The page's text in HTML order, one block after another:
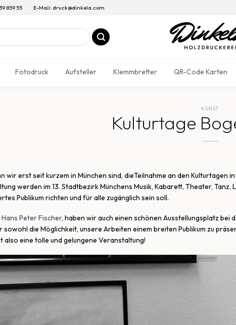
859 55 E-Mail: druck@dinkela.com
Fotodruck Aufsteller Klemmbretter QR-Code Karten
KUNST
Kulturtage
wir erst seit kurzem in München sind, dieTeilnahme an den Kulturtagen
werden im 13. Stadtbezirk Münchens Musik, Kabarett, Theater,
Publikum richten und für alle zugänglich sein soll.
Hans Peter Fischer, haben wir auch einen schönen Ausstellungsplatz bei
sowohl die Möglichkeit, unsere Arbeiten einem breiten Publikum zu
also eine tolle und gelungene Veranstaltung!